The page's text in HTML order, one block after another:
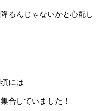
るんじゃないかと心配し
には
合していました！